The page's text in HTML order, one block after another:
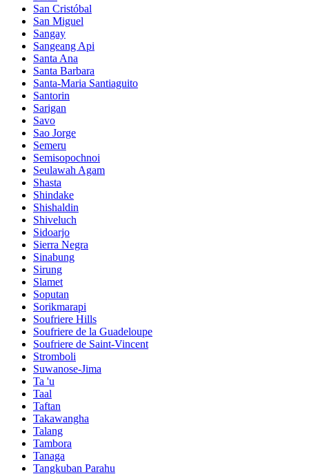
San Cristóbal
San Miguel
Sangay
Sangeang Api
Santa Ana
Santa Barbara
Santa-Maria Santiaguito
Santorin
Sarigan
Savo
Sao Jorge
Semeru
Semisopochnoi
Seulawah Agam
Shasta
Shindake
Shishaldin
Shiveluch
Sidoarjo
Sierra Negra
Sinabung
Sirung
Slamet
Soputan
Sorikmarapi
Soufriere Hills
Soufriere de la Guadeloupe
Soufriere de Saint-Vincent
Stromboli
Suwanose-Jima
Ta 'u
Taal
Taftan
Takawangha
Talang
Tambora
Tanaga
Tangkuban Parahu